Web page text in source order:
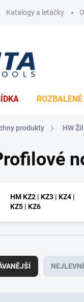
Katalogy a letáčky
produkty HW
HM KZ2 | KZ3 | KZ4 |
KZ5 | KZ6